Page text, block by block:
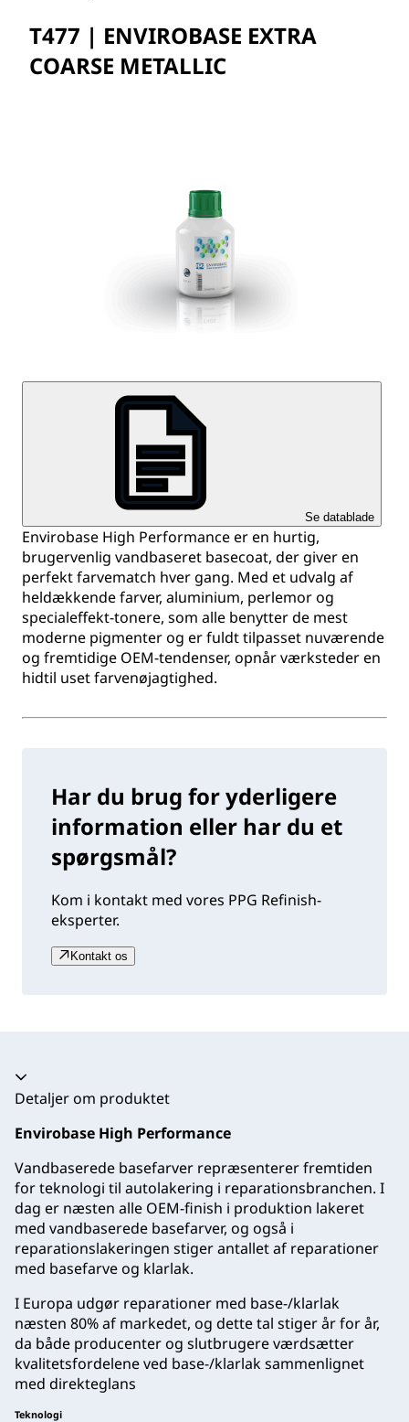
T477 | ENVIROBASE EXTRA
COARSE METALLIC
Se datablade
Envirobase High Performance er en hurtig,
brugervenlig vandbaseret basecoat, der giver en
perfekt farvematch hver gang. Med et udvalg af
heldækkende farver, aluminium, perlemor og
specialeffekt-tonere, som alle benytter de mest
moderne pigmenter og er fuldt tilpasset nuværende
og fremtidige OEM-tendenser, opnår værksteder en
hidtil uset farvenøjagtighed.
Har du brug for yderligere
information eller har du et
spørgsmål?
Kom i kontakt med vores PPG Refinish-
eksperter.
Kontakt os
Harmonika kollapset
Detaljer om produktet
Envirobase High Performance
Vandbaserede basefarver repræsenterer fremtiden
for teknologi til autolakering i reparationsbranchen. I
dag er næsten alle OEM-finish i produktion lakeret
med vandbaserede basefarver, og også i
reparationslakeringen stiger antallet af reparationer
med basefarve og klarlak.
I Europa udgør reparationer med base-/klarlak
næsten 80% af markedet, og dette tal stiger år for år,
da både producenter og slutbrugere værdsætter
kvalitetsfordelene ved base-/klarlak sammenlignet
med direkteglans
Teknologi